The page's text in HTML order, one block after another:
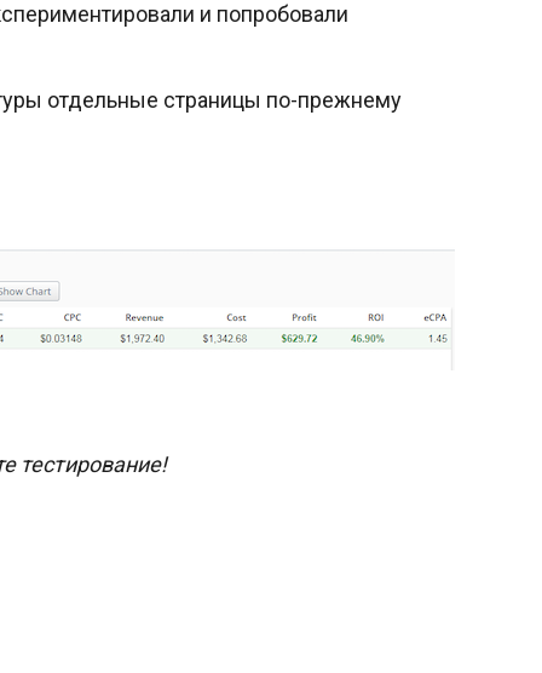
и попробовали
отдельные страницы по-прежнему
тестирование!